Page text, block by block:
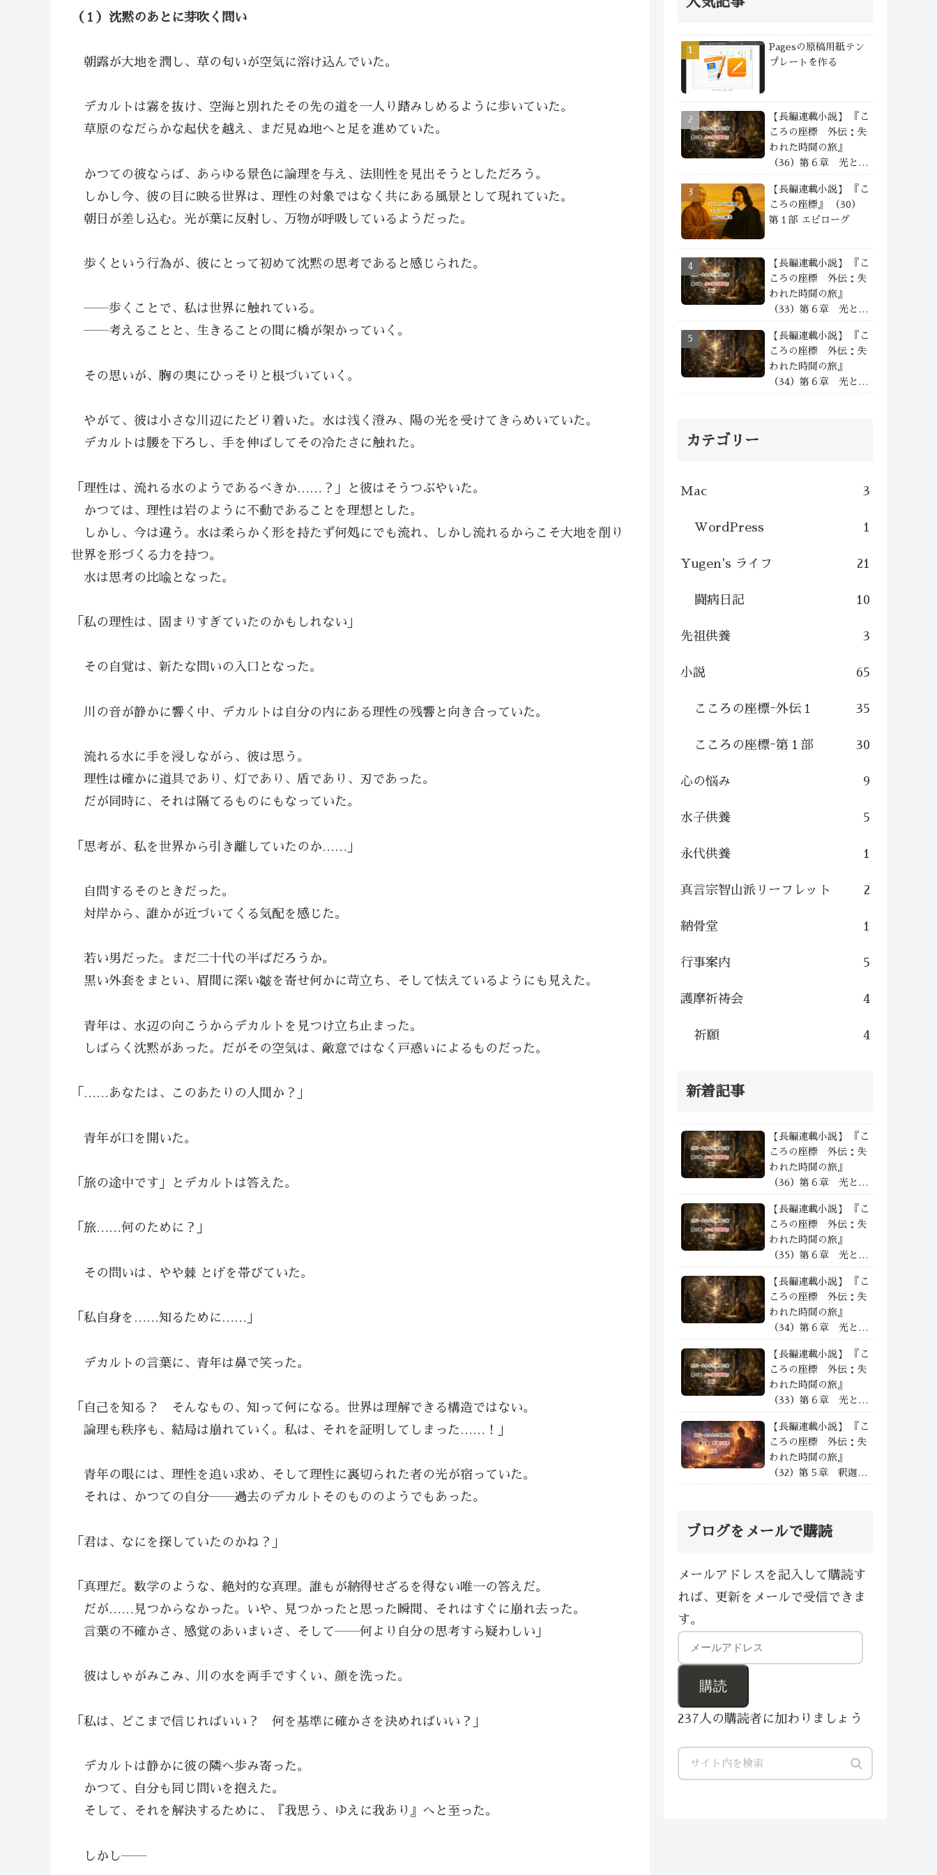
（１）沈黙のあとに芽吹く問い
朝露が大地を潤し、草の匂いが空気に溶け込んでいた。
デカルトは霧を抜け、空海と別れたその先の道を一人り踏みしめるように歩いていた。
草原のなだらかな起伏を越え、まだ見ぬ地へと足を進めていた。
かつての彼ならば、あらゆる景色に論理を与え、法則性を見出そうとしただろう。
しかし今、彼の目に映る世界は、理性の対象ではなく共にある風景として現れていた。
朝日が差し込む。光が葉に反射し、万物が呼吸しているようだった。
歩くという行為が、彼にとって初めて沈黙の思考であると感じられた。
――歩くことで、私は世界に触れている。
――考えることと、生きることの間に橋が架かっていく。
その思いが、胸の奥にひっそりと根づいていく。
やがて、彼は小さな川辺にたどり着いた。水は浅く澄み、陽の光を受けてきらめいていた。
デカルトは腰を下ろし、手を伸ばしてその冷たさに触れた。
「理性は、流れる水のようであるべきか……？」と彼はそうつぶやいた。
かつては、理性は岩のように不動であることを理想とした。
しかし、今は違う。水は柔らかく形を持たず何処にでも流れ、しかし流れるからこそ大地を削り
世界を形づくる力を持つ。
水は思考の比喩となった。
「私の理性は、固まりすぎていたのかもしれない」
その自覚は、新たな問いの入口となった。
川の音が静かに響く中、デカルトは自分の内にある理性の残響と向き合っていた。
流れる水に手を浸しながら、彼は思う。
理性は確かに道具であり、灯であり、盾であり、刃であった。
だが同時に、それは隔てるものにもなっていた。
「思考が、私を世界から引き離していたのか……」
自問するそのときだった。
対岸から、誰かが近づいてくる気配を感じた。
若い男だった。まだ二十代の半ばだろうか。
黒い外套をまとい、眉間に深い皺を寄せ何かに苛立ち、そして怯えているようにも見えた。
青年は、水辺の向こうからデカルトを見つけ立ち止まった。
しばらく沈黙があった。だがその空気は、敵意ではなく戸惑いによるものだった。
「……あなたは、このあたりの人間か？」
青年が口を開いた。
「旅の途中です」とデカルトは答えた。
「旅……何のために？」
その問いは、やや棘 とげを帯びていた。
「私自身を……知るために……」
デカルトの言葉に、青年は鼻で笑った。
「自己を知る？ そんなもの、知って何になる。世界は理解できる構造ではない。
論理も秩序も、結局は崩れていく。私は、それを証明してしまった……！」
青年の眼には、理性を追い求め、そして理性に裏切られた者の光が宿っていた。
それは、かつての自分――過去のデカルトそのもののようでもあった。
「君は、なにを探していたのかね？」
「真理だ。数学のような、絶対的な真理。誰もが納得せざるを得ない唯一の答えだ。
だが……見つからなかった。いや、見つかったと思った瞬間、それはすぐに崩れ去った。
言葉の不確かさ、感覚のあいまいさ、そして――何より自分の思考すら疑わしい」
彼はしゃがみこみ、川の水を両手ですくい、顔を洗った。
「私は、どこまで信じればいい？ 何を基準に確かさを決めればいい？」
デカルトは静かに彼の隣へ歩み寄った。
かつて、自分も同じ問いを抱えた。
そして、それを解決するために、『我思う、ゆえに我あり』へと至った。
しかし――
Pagesの原稿用紙テン
プレートを作る
【長編連載小説】 『こ
ころの座標 外伝：失
われた時間の旅』
（36）第６章 光と影
【長編連載小説】 『こ
ころの座標』 （30）
第１部 エピローグ
【長編連載小説】 『こ
ころの座標 外伝：失
われた時間の旅』
（33）第６章 光と影
【長編連載小説】 『こ
ころの座標 外伝：失
われた時間の旅』
（34）第６章 光と影
カテゴリー
Mac 3
WordPress 1
Yugen's ライフ 21
闘病日記 10
先祖供養 3
小説 65
こころの座標ｰ外伝１ 35
こころの座標ｰ第１部 30
心の悩み 9
水子供養 5
永代供養 1
真言宗智山派リーフレット 2
納骨堂 1
行事案内 5
護摩祈祷会 4
祈願 4
新着記事
【長編連載小説】 『こ
ころの座標 外伝：失
われた時間の旅』
（36）第６章 光と影
【長編連載小説】 『こ
ころの座標 外伝：失
われた時間の旅』
（35）第６章 光と影
【長編連載小説】 『こ
ころの座標 外伝：失
われた時間の旅』
（34）第６章 光と影
【長編連載小説】 『こ
ころの座標 外伝：失
われた時間の旅』
（33）第６章 光と影
【長編連載小説】 『こ
ころの座標 外伝：失
われた時間の旅』
（32）第５章 釈迦の
ブログをメールで購読
メールアドレスを記入して購読す
れば、更新をメールで受信できま
す。
購読
237人の購読者に加わりましょう